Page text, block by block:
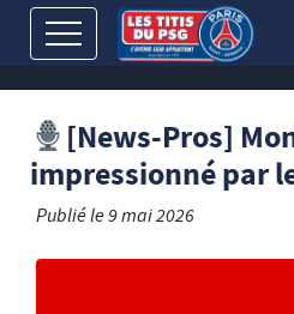
[News-Pros]
impressionné par
Publié le9 mai 2026